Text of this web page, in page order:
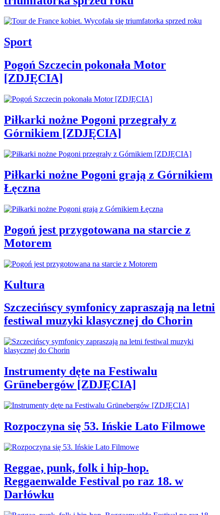
Sport
Pogoń Szczecin pokonała Motor
[ZDJĘCIA]
Piłkarki nożne Pogoni przegrały z
Górnikiem [ZDJĘCIA]
Piłkarki nożne Pogoni grają z Górnikiem
Łęczna
Pogoń jest przygotowana na starcie z
Motorem
Kultura
Szczecińscy symfonicy zapraszają na letni
festiwal muzyki klasycznej do Chorin
Instrumenty dęte na Festiwalu
Grünebergów [ZDJĘCIA]
Rozpoczyna się 53. Ińskie Lato Filmowe
Reggae, punk, folk i hip-hop.
Reggaenwalde Festival po raz 18. w
Darłówku